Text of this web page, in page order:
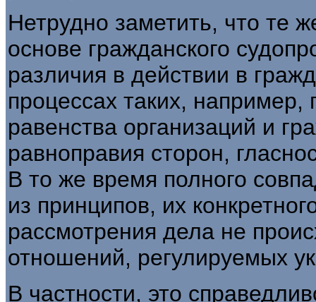
Нетрудно заметить, что те
основе гражданского
различия в действии в
процессах таких, например,
равенства организаций и
равноправия сторон,
В то же время полного
из принципов, их
рассмотрения дела не
отношений, регулируемых
В частности, это